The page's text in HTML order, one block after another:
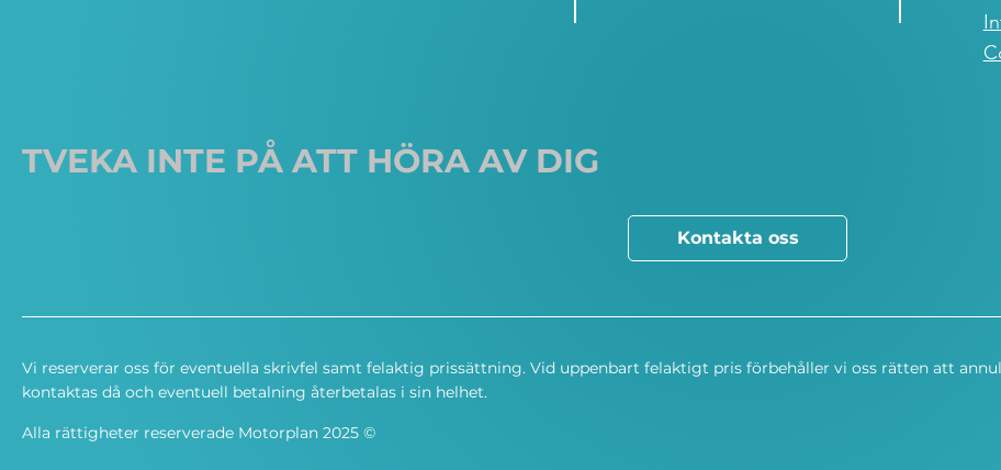
TVEKA INTE PÅ ATT HÖRA AV DIG
Kontakta oss
Vi reserverar oss för eventuella skrivfel samt felaktig prissättning. Vid uppenbart felaktigt pris förbehåller vi oss rätten att
kontaktas då och eventuell betalning återbetalas i sin helhet.
Alla rättigheter reserverade Motorplan 2025 ©